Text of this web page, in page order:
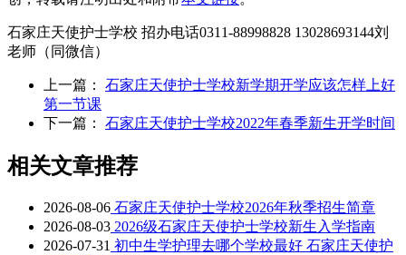
石家庄天使护士学校 招办电话0311-88998828 13028693144刘
老师（同微信）
上一篇： 石家庄天使护士学校新学期开学应该怎样上好
第一节课
下一篇： 石家庄天使护士学校2022年春季新生开学时间
相关文章推荐
2026-08-06 石家庄天使护士学校2026年秋季招生简章
2026-08-03 2026级石家庄天使护士学校新生入学指南
2026-07-31 初中生学护理去哪个学校最好 石家庄天使护